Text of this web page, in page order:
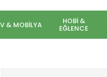
& MOBİLYA HOBİ &
EĞLENCE